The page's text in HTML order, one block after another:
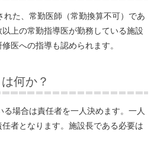
た、常勤医師（常勤換算不可）であ
上の常勤指導医が勤務している施設
医への指導も認められます。
何か？
場合は責任者を一人決めます。一人
者となります。施設長である必要は